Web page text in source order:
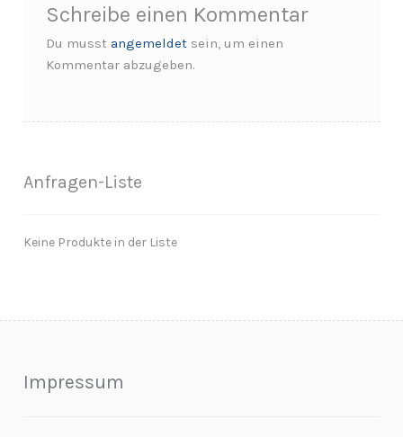
Schreibe einen Kommentar
Du musst angemeldet sein, um einen
Kommentar abzugeben.
Anfragen-Liste
Keine Produkte in der Liste
Impressum